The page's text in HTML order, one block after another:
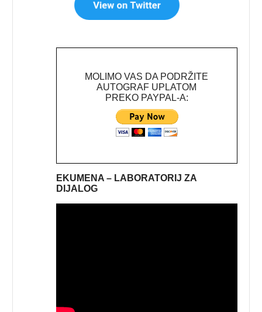
MOLIMO VAS DA PODRŽITE
AUTOGRAF UPLATOM
PREKO PAYPAL-A:
EKUMENA – LABORATORIJ ZA
DIJALOG